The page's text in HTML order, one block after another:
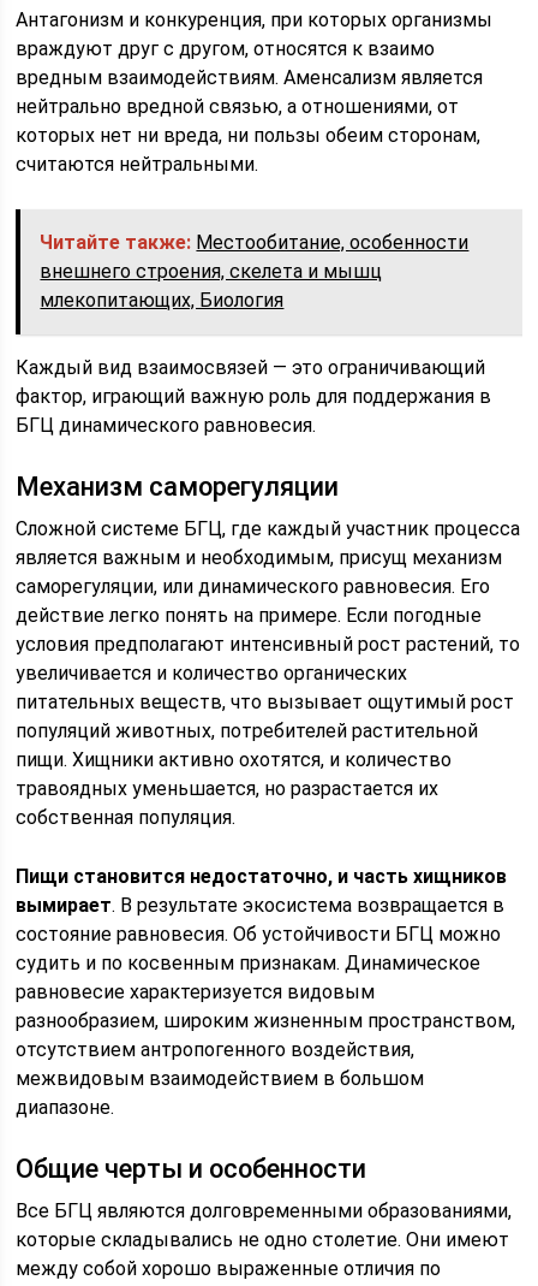
Антагонизм и конкуренция, при которых организмы
враждуют друг с другом, относятся к взаимо
вредным взаимодействиям. Аменсализм является
нейтрально вредной связью, а отношениями, от
которых нет ни вреда, ни пользы обеим сторонам,
считаются нейтральными.
Читайте также: Местообитание, особенности
внешнего строения, скелета и мышц
млекопитающих, Биология
Каждый вид взаимосвязей — это ограничивающий
фактор, играющий важную роль для поддержания в
БГЦ динамического равновесия.
Механизм саморегуляции
Сложной системе БГЦ, где каждый участник процесса
является важным и необходимым, присущ механизм
саморегуляции, или динамического равновесия. Его
действие легко понять на примере. Если погодные
условия предполагают интенсивный рост растений, то
увеличивается и количество органических
питательных веществ, что вызывает ощутимый рост
популяций животных, потребителей растительной
пищи. Хищники активно охотятся, и количество
травоядных уменьшается, но разрастается их
собственная популяция.
Пищи становится недостаточно, и часть хищников
вымирает. В результате экосистема возвращается в
состояние равновесия. Об устойчивости БГЦ можно
судить и по косвенным признакам. Динамическое
равновесие характеризуется видовым
разнообразием, широким жизненным пространством,
отсутствием антропогенного воздействия,
межвидовым взаимодействием в большом
диапазоне.
Общие черты и особенности
Все БГЦ являются долговременными образованиями,
которые складывались не одно столетие. Они имеют
между собой хорошо выраженные отличия по